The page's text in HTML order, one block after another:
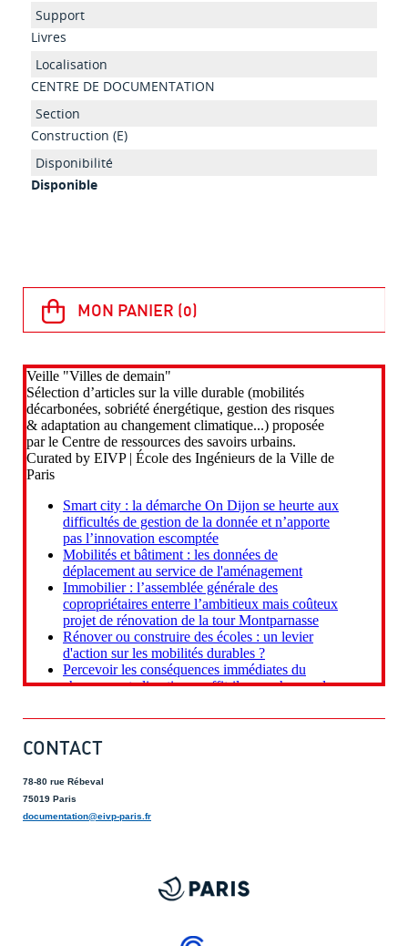
Livres
CENTRE DE DOCUMENTATION
Construction (E)
Disponible
CONTACT
78-80 rue Rébeval
75019 Paris
documentation@eivp-paris.fr